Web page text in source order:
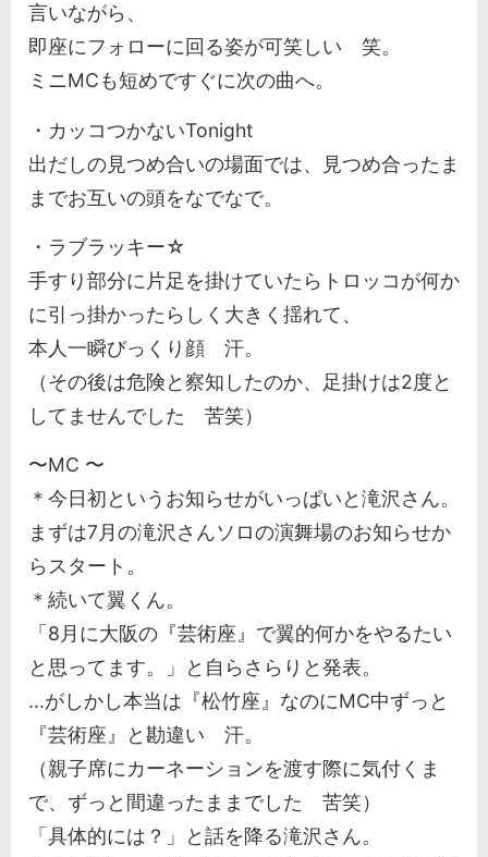
言いながら、
即座にフォローに回る姿が可笑しい 笑。
ミニMCも短めですぐに次の曲へ。
・カッコつかないTonight
出だしの見つめ合いの場面では、見つめ合ったま
までお互いの頭をなでなで。
・ラブラッキー☆
手すり部分に片足を掛けていたらトロッコが何か
に引っ掛かったらしく大きく揺れて、
本人一瞬びっくり顔 汗。
（その後は危険と察知したのか、足掛けは2度と
してませんでした 苦笑）
〜MC 〜
＊今日初というお知らせがいっぱいと滝沢さん。
まずは7月の滝沢さんソロの演舞場のお知らせか
らスタート。
＊続いて翼くん。
「8月に大阪の『芸術座』で翼的何かをやるたい
と思ってます。」と自らさらりと発表。
...がしかし本当は『松竹座』なのにMC中ずっと
『芸術座』と勘違い 汗。
（親子席にカーネーションを渡す際に気付くま
で、ずっと間違ったままでした 苦笑）
「具体的には？」と話を降る滝沢さん。